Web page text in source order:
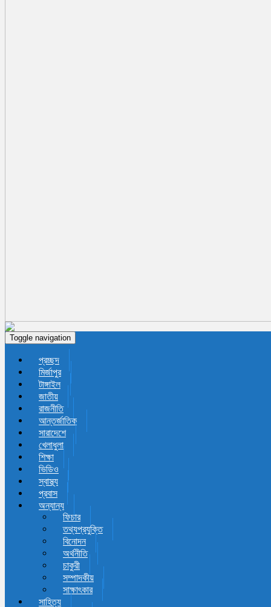
Toggle navigation
প্রচ্ছদ
মির্জাপুর
টাঙ্গাইল
জাতীয়
রাজনীতি
আন্তর্জাতিক
সারাদেশে
খেলাধুলা
শিক্ষা
ভিডিও
স্বাস্থ্য
প্রবাস
অন্যান্য
ফিচার
তথ্যপ্রযুক্তি
বিনোদন
অর্থনীতি
চাকুরী
সম্পাদকীয়
সাক্ষাৎকার
সাহিত্য